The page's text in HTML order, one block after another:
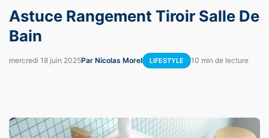
Astuce Rangement Tiroir Salle De
Bain
mercredi 18 juin 2025Par Nicolas Morel LIFESTYLE 10 min de lecture